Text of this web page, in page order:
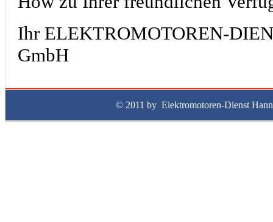
Ihr ELEKTROMOTOREN-
GmbH
© 2011 by Elektromotoren-Dienst